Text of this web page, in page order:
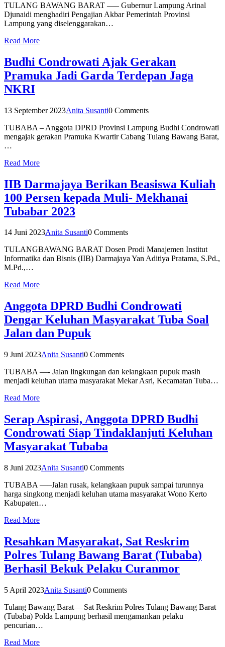
TULANG BAWANG BARAT —– Gubernur Lampung Arinal
Djunaidi menghadiri Pengajian Akbar Pemerintah Provinsi
Lampung yang diselenggarakan…
Read More
Budhi Condrowati Ajak Gerakan
Pramuka Jadi Garda Terdepan Jaga
NKRI
13 September 2023Anita Susanti0 Comments
TUBABA – Anggota DPRD Provinsi Lampung Budhi Condrowati
mengajak gerakan Pramuka Kwartir Cabang Tulang Bawang Barat,
…
Read More
IIB Darmajaya Berikan Beasiswa Kuliah
100 Persen kepada Muli- Mekhanai
Tubabar 2023
14 Juni 2023Anita Susanti0 Comments
TULANGBAWANG BARAT Dosen Prodi Manajemen Institut
Informatika dan Bisnis (IIB) Darmajaya Yan Aditiya Pratama, S.Pd.,
M.Pd.,…
Read More
Anggota DPRD Budhi Condrowati
Dengar Keluhan Masyarakat Tuba Soal
Jalan dan Pupuk
9 Juni 2023Anita Susanti0 Comments
TUBABA —- Jalan lingkungan dan kelangkaan pupuk masih
menjadi keluhan utama masyarakat Mekar Asri, Kecamatan Tuba…
Read More
Serap Aspirasi, Anggota DPRD Budhi
Condrowati Siap Tindaklanjuti Keluhan
Masyarakat Tubaba
8 Juni 2023Anita Susanti0 Comments
TUBABA —–Jalan rusak, kelangkaan pupuk sampai turunnya
harga singkong menjadi keluhan utama masyarakat Wono Kerto
Kabupaten…
Read More
Resahkan Masyarakat, Sat Reskrim
Polres Tulang Bawang Barat (Tubaba)
Berhasil Bekuk Pelaku Curanmor
5 April 2023Anita Susanti0 Comments
Tulang Bawang Barat— Sat Reskrim Polres Tulang Bawang Barat
(Tubaba) Polda Lampung berhasil mengamankan pelaku
pencurian…
Read More